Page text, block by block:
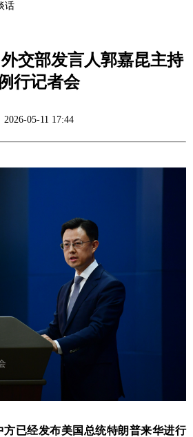
话
外交部发言人郭嘉昆主持
行记者会
2026-05-11 17:44
方已经发布美国总统特朗普来华进行